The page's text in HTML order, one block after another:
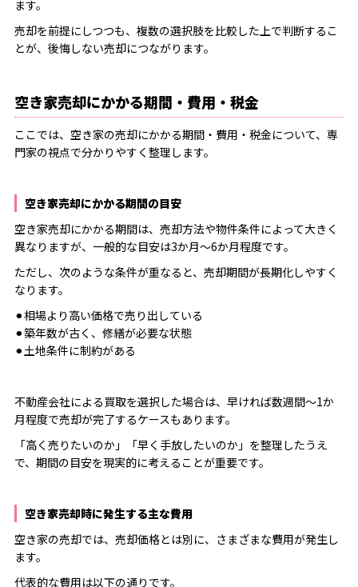
ます。
売却を前提にしつつも、複数の選択肢を比較した上で判断するこ
とが、後悔しない売却につながります。
空き家売却にかかる期間・費用・税金
ここでは、空き家の売却にかかる期間・費用・税金について、専
門家の視点で分かりやすく整理します。
空き家売却にかかる期間の目安
空き家売却にかかる期間は、売却方法や物件条件によって大きく
異なりますが、一般的な目安は3か月〜6か月程度です。
ただし、次のような条件が重なると、売却期間が長期化しやすく
なります。
⚫︎相場より高い価格で売り出している
⚫︎築年数が古く、修繕が必要な状態
⚫︎土地条件に制約がある
不動産会社による買取を選択した場合は、早ければ数週間〜1か
月程度で売却が完了するケースもあります。
「高く売りたいのか」「早く手放したいのか」を整理したうえ
で、期間の目安を現実的に考えることが重要です。
空き家売却時に発生する主な費用
空き家の売却では、売却価格とは別に、さまざまな費用が発生し
ます。
代表的な費用は以下の通りです。